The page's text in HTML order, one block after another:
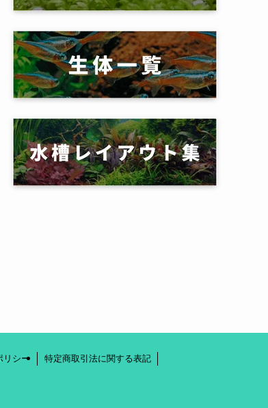
リシー
特定商取引法に関する表記